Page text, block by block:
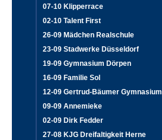
07-10 Klipperrace
02-10 Talent First
26-09 Mädchen Realschule
23-09 Stadwerke Düsseldorf
19-09 Gymnasium Dörpen
16-09 Familie Sol
12-09 Gertrud-Bäumer Gymnasium
09-09 Annemieke
02-09 Dirk Fedder
27-08 KJG Dreifaltigkeit Herne